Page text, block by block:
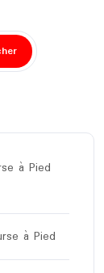
à Pied
à Pied